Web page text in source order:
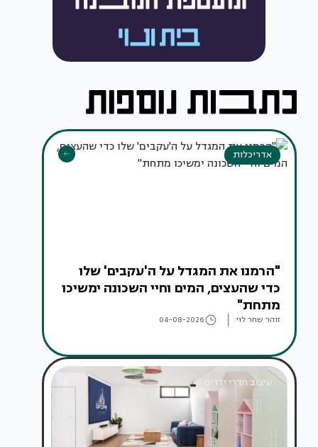
אדריכלות
"הרמנו את המגדל על ה'עקבים' שלו
כדי שהעצים, המים וחיי השכונה ימשיכו
מתחת"
זוהר שחר לוי 04-08-2026
עיצוב חדרי ילדים